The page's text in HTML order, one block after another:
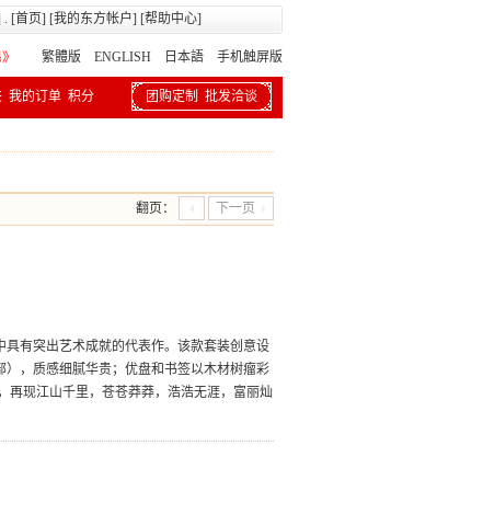
. [首页] [我的东方帐户] [帮助中心]
繁體版 ENGLISH 日本語 手机触屏版
我的订单 积分 团购定制 批发洽谈
翻页： 下一页
具有突出艺术成就的代表作。该款套装创意设
，质感细腻华贵；优盘和书签以木材树瘤彩
再现江山千里，苍苍莽莽，浩浩无涯，富丽灿